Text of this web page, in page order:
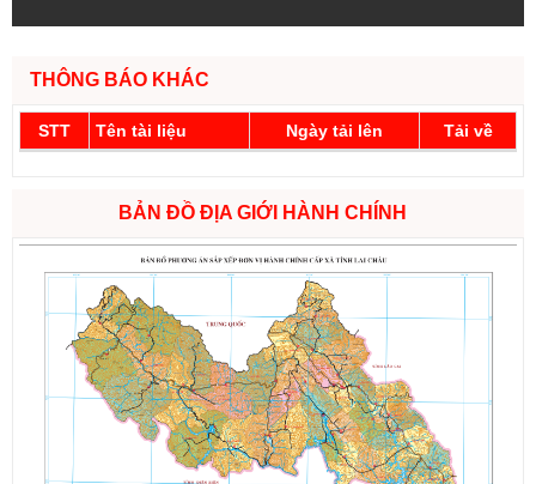
THÔNG BÁO KHÁC
STT Tên tài liệu Ngày tải lên Tải về
BẢN ĐỒ ĐỊA GIỚI HÀNH CHÍNH